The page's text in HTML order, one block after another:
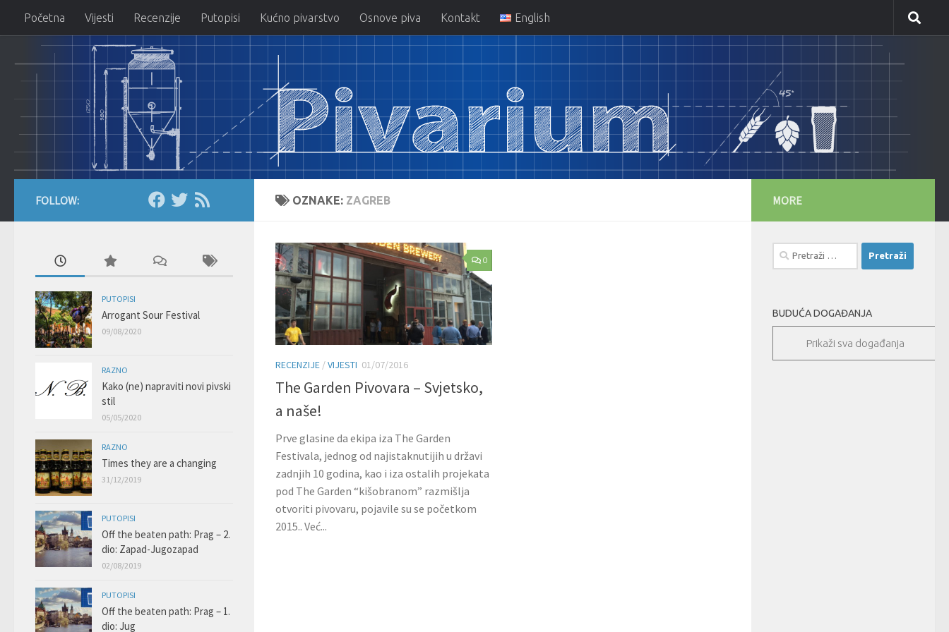
Skip to content
Početna Vijesti Recenzije Putopisi Kućno pivarstvo Osnove piva Kontakt English
OZNAKE: ZAGREB
0
RECENZIJE /VIJESTI 01/07/2016
The Garden Pivovara – Svjetsko,
a naše!
Prve glasine da ekipa iza The Garden
Festivala, jednog od najistaknutijih u državi
zadnjih 10 godina, kao i iza ostalih projekata
pod The Garden “kišobranom” razmišlja
otvoriti pivovaru, pojavile su se početkom
2015.. Već...
FOLLOW:
PUTOPISI
Arrogant Sour Festival
09/08/2020
RAZNO
Kako (ne) napraviti novi pivski
stil
05/05/2020
RAZNO
Times they are a changing
31/12/2019
PUTOPISI
Off the beaten path: Prag – 2.
dio: Zapad-Jugozapad
02/08/2019
PUTOPISI
Off the beaten path: Prag – 1.
dio: Jug
MORE
Pretraži:
BUDUĆA DOGAĐANJA
Prikaži sva događanja